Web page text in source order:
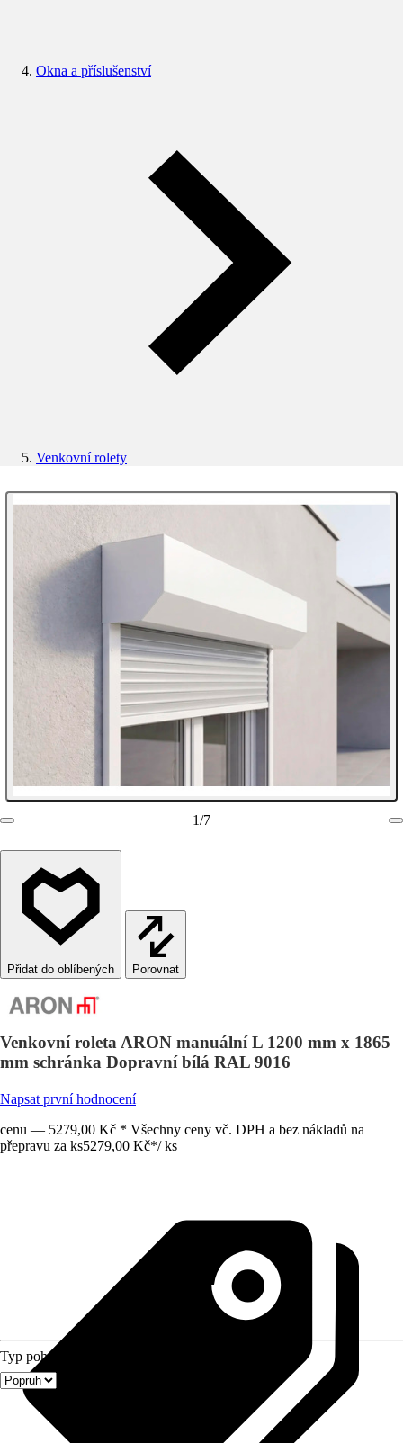
Okna a příslušenství
Venkovní rolety
1/7
Porovnat
Venkovní roleta ARON manuální L 1200 mm x 1865
mm schránka Dopravní bílá RAL 9016
Napsat první hodnocení
cenu — 5279,00 Kč * Všechny ceny vč. DPH a bez nákladů na
přepravu za ks5279,00 Kč*/ ks
Typ pohonu